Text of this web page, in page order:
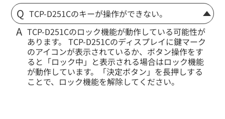
定価:12,400円～16,000円(税別)
※メーカー定価は装着無線機(コネクタ)によって
異なります
...続きを読む
※EK-505W-KD553
※小型軽量・日常生活防水
TCP-D251Cのキーが操作ができない。
TCP-D251Cのロック機能が動作している可能性が
あります。 TCP-D251Cのディスプレイに鍵マーク
のアイコンが表示されているか、ボタン操作をす
ると「ロック中」と表示される場合はロック機能
が動作しています。「決定ボタン」を長押しする
ことで、ロック機能を解除してください。